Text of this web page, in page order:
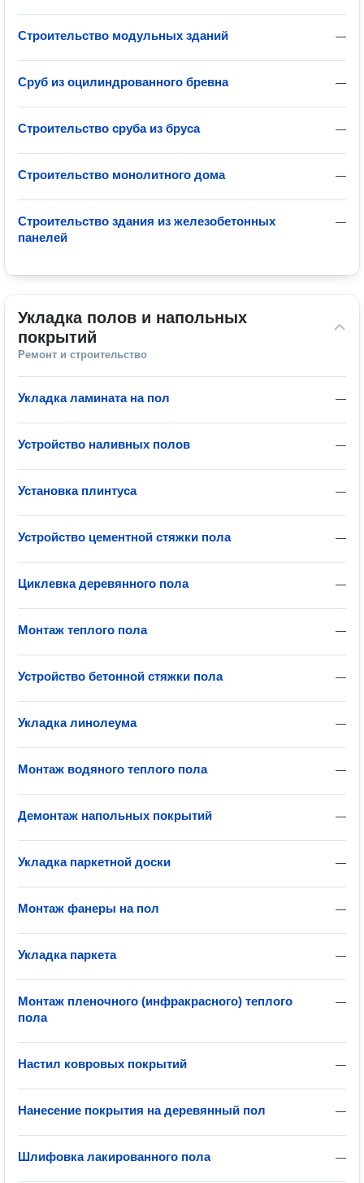
—
Строительство модульных зданий
—
Сруб из оцилиндрованного бревна
—
Строительство сруба из бруса
—
Строительство монолитного дома
—
Строительство здания из железобетонных
панелей
Укладка полов и напольных
покрытий
Ремонт и строительство
—
Укладка ламината на пол
—
Устройство наливных полов
—
Установка плинтуса
—
Устройство цементной стяжки пола
—
Циклевка деревянного пола
—
Монтаж теплого пола
—
Устройство бетонной стяжки пола
—
Укладка линолеума
—
Монтаж водяного теплого пола
—
Демонтаж напольных покрытий
—
Укладка паркетной доски
—
Монтаж фанеры на пол
—
Укладка паркета
—
Монтаж пленочного (инфракрасного) теплого
пола
—
Настил ковровых покрытий
—
Нанесение покрытия на деревянный пол
—
Шлифовка лакированного пола